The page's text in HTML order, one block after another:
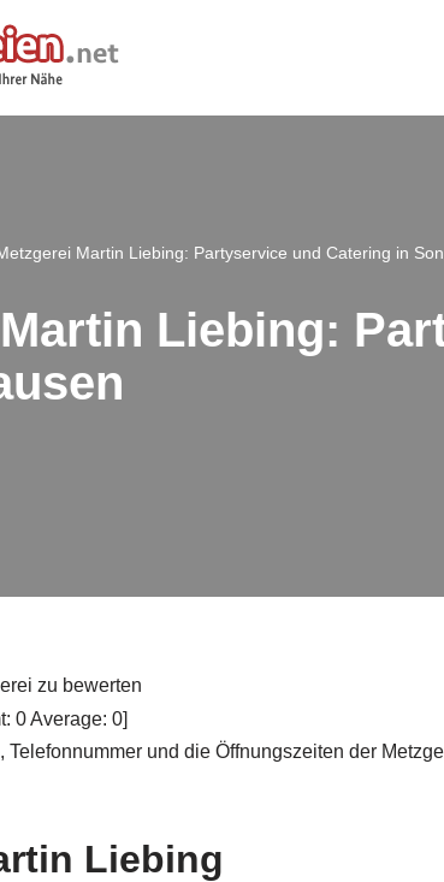
Martin Liebing: Partyservice und Catering in
Liebing:
zu bewerten
0Average: 0]
Telefonnummer und die Öffnungszeiten der
Liebing